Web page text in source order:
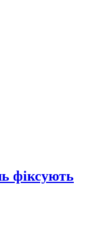
фіксують